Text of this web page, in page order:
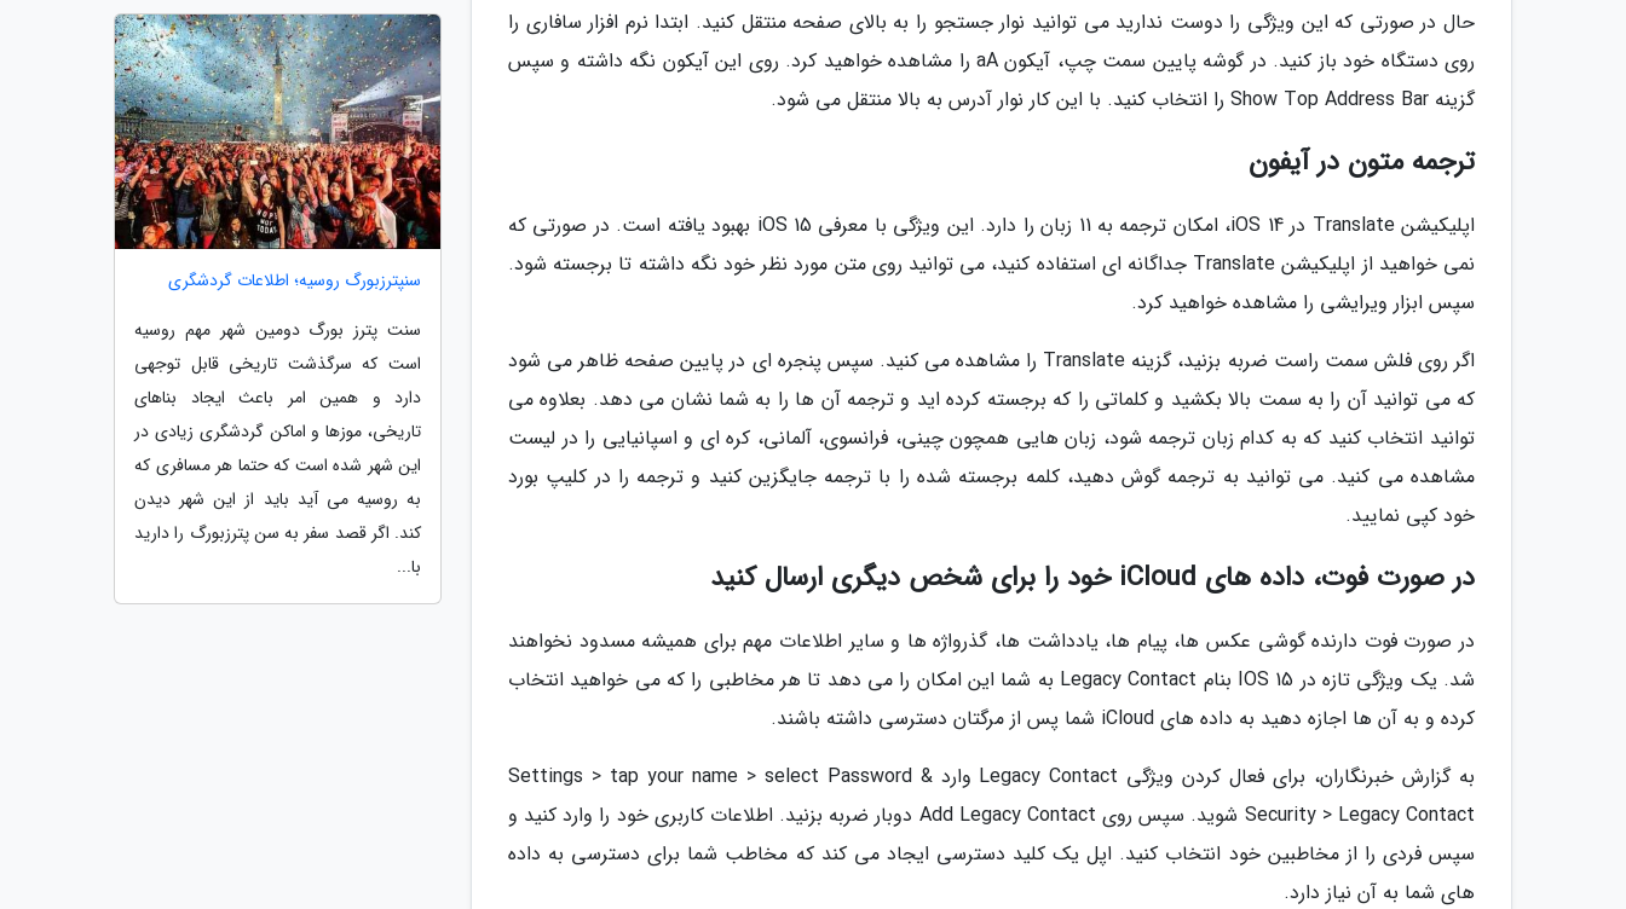
حال در صورتی که این ویژگی را دوست ندارید می توانید نوار جستجو را به بالای صفحه منتقل کنید. ابتدا نرم افزار سافاری را
روی دستگاه خود باز کنید. در گوشه پایین سمت چپ، آیکون aA را مشاهده خواهید کرد. روی این آیکون نگه داشته و سپس
گزینه Show Top Address Bar را انتخاب کنید. با این کار نوار آدرس به بالا منتقل می شود.
ترجمه متون در آیفون
اپلیکیشن Translate در iOS 14، امکان ترجمه به 11 زبان را دارد. این ویژگی با معرفی iOS 15 بهبود یافته است. در صورتی که
نمی خواهید از اپلیکیشن Translate جداگانه ای استفاده کنید، می توانید روی متن مورد نظر خود نگه داشته تا برجسته شود.
سپس ابزار ویرایشی را مشاهده خواهید کرد.
اگر روی فلش سمت راست ضربه بزنید، گزینه Translate را مشاهده می کنید. سپس پنجره ای در پایین صفحه ظاهر می شود
که می توانید آن را به سمت بالا بکشید و کلماتی را که برجسته کرده اید و ترجمه آن ها را به شما نشان می دهد. بعلاوه می
توانید انتخاب کنید که به کدام زبان ترجمه شود، زبان هایی همچون چینی، فرانسوی، آلمانی، کره ای و اسپانیایی را در لیست
مشاهده می کنید. می توانید به ترجمه گوش دهید، کلمه برجسته شده را با ترجمه جایگزین کنید و ترجمه را در کلیپ بورد
خود کپی نمایید.
در صورت فوت، داده های iCloud خود را برای شخص دیگری ارسال کنید
در صورت فوت دارنده گوشی عکس ها، پیام ها، یادداشت ها، گذرواژه ها و سایر اطلاعات مهم برای همیشه مسدود نخواهند
شد. یک ویژگی تازه در IOS 15 بنام Legacy Contact به شما این امکان را می دهد تا هر مخاطبی را که می خواهید انتخاب
کرده و به آن ها اجازه دهید به داده های iCloud شما پس از مرگتان دسترسی داشته باشند.
به گزارش خبرنگاران، برای فعال کردن ویژگی Legacy Contact وارد Settings > tap your name > select Password &
Security > Legacy Contact شوید. سپس روی Add Legacy Contact دوبار ضربه بزنید. اطلاعات کاربری خود را وارد کنید و
سپس فردی را از مخاطبین خود انتخاب کنید. اپل یک کلید دسترسی ایجاد می کند که مخاطب شما برای دسترسی به داده
های شما به آن نیاز دارد.
سنپترزبورگ روسیه؛ اطلاعات گردشگری
سنت پترز بورگ دومین شهر مهم روسیه
است که سرگذشت تاریخی قابل توجهی
دارد و همین امر باعث ایجاد بناهای
تاریخی، موزها و اماکن گردشگری زیادی در
این شهر شده است که حتما هر مسافری که
به روسیه می آید باید از این شهر دیدن
کند. اگر قصد سفر به سن پترزبورگ را دارید
با...